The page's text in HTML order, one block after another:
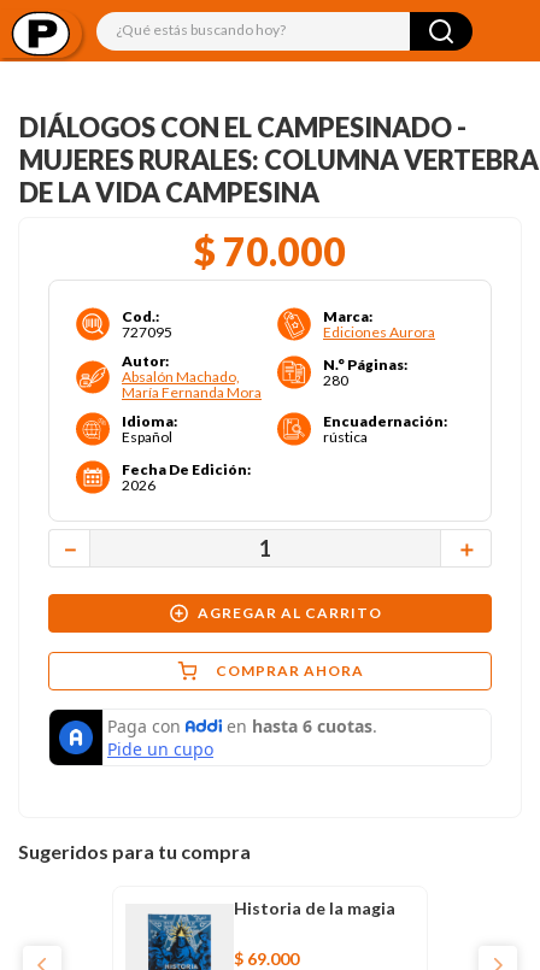
¿Qué estás buscando hoy?
DIÁLOGOS CON EL CAMPESINADO -
MUJERES RURALES: COLUMNA
DE LA VIDA CAMPESINA
$ 70.000
Cod.:
727095
Marca:
Ediciones Aurora
Autor:
Absalón Machado,
María Fernanda Mora
N.° Páginas:
280
Idioma:
Español
Encuadernación:
rústica
Fecha De Edición:
2026
＋
－
AGREGAR AL CARRITO
COMPRAR AHORA
Sugeridos para tu compra
Historia de la magia
$ 69.000